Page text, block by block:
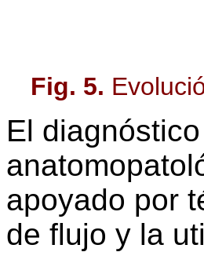
Fig. 5.
El
apoyado por
de flujo y la